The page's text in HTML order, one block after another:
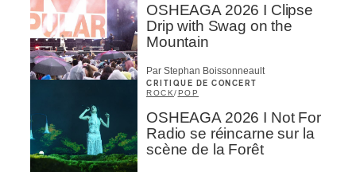
OSHEAGA 2026 I Clipse
Drip with Swag on the
Mountain
Par Stephan Boissonneault
CRITIQUE DE CONCERT
ROCK/POP
OSHEAGA 2026 I Not For
Radio se réincarne sur la
scène de la Forêt